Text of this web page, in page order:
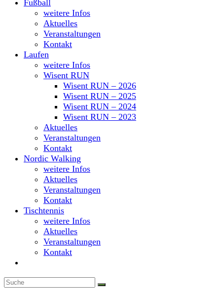
Fußball
weitere Infos
Aktuelles
Veranstaltungen
Kontakt
Laufen
weitere Infos
Wisent RUN
Wisent RUN – 2026
Wisent RUN – 2025
Wisent RUN – 2024
Wisent RUN – 2023
Aktuelles
Veranstaltungen
Kontakt
Nordic Walking
weitere Infos
Aktuelles
Veranstaltungen
Kontakt
Tischtennis
weitere Infos
Aktuelles
Veranstaltungen
Kontakt